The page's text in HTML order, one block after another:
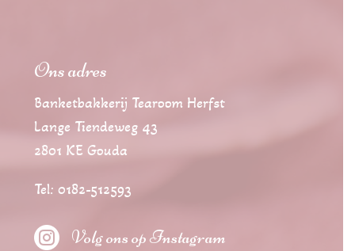
Ons adres
Banketbakkerij Tearoom Herfst
Lange Tiendeweg 43
2801 KE Gouda
Tel: 0182-512593
 Volg ons op Instagram